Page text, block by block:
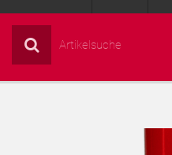
Einsatzbereiche